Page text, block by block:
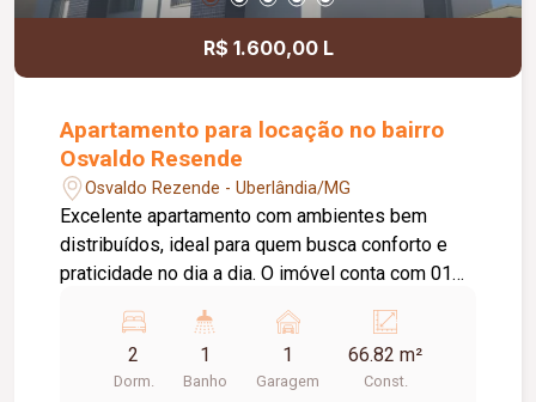
R$ 1.600,00 L
Apartamento para locação no bairro
Osvaldo Resende
Osvaldo Rezende - Uberlândia/MG
Excelente apartamento com ambientes bem
distribuídos, ideal para quem busca conforto e
praticidade no dia a dia. O imóvel conta com 01
oferecendo mais segurança e comodidade.
Possui 01 sala ampla em 02 ambientes, 01
banheiro social completo, 02 quartos com
2
Dorm.
1
Banho
1
Garagem
66.82 m²
Const.